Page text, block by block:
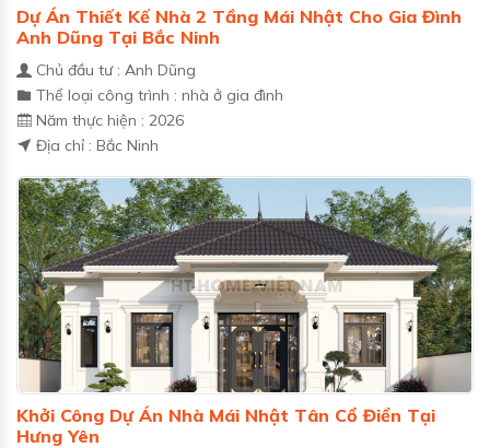
Dự Án Thiết Kế Nhà 2 Tầng Mái Nhật Cho Gia Đình
Anh Dũng Tại Bắc Ninh
Chủ đầu tư : Anh Dũng
Thể loại công trình : nhà ở gia đình
Năm thực hiện : 2026
Địa chỉ : Bắc Ninh
Khởi Công Dự Án Nhà Mái Nhật Tân Cổ Điển Tại
Hưng Yên